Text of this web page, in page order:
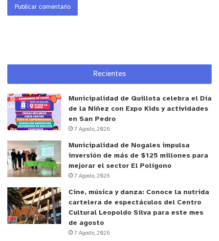
Recientes
Municipalidad de Quillota celebra el Día
de la Niñez con Expo Kids y actividades
en San Pedro
7 Agosto, 2026
Municipalidad de Nogales impulsa
inversión de más de $125 millones para
mejorar el sector El Polígono
7 Agosto, 2026
Cine, música y danza: Conoce la nutrida
cartelera de espectáculos del Centro
Cultural Leopoldo Silva para este mes
de agosto
7 Agosto, 2026